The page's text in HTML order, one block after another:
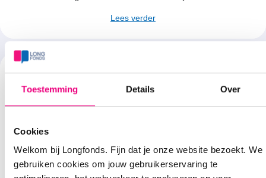
Toestemming Details Over
Cookies
Welkom bij Longfonds. Fijn dat je onze website bezoekt. We
gebruiken cookies om jouw gebruikerservaring te
Lees verder
Het is moeilijk te zeggen wat de juiste behandeling is. Dat